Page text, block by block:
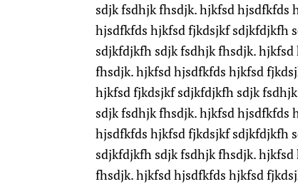
sdjk fsdhjk fhsdjk. hjkfsd
hjsdfkfds hjkfsd fjkdsjkf sdjkfdjkfh
sdjkfdjkfh sdjk fsdhjk fhsdjk.
fhsdjk. hjkfsd hjsdfkfds hjkfsd
hjkfsd fjkdsjkf sdjkfdjkfh sdjk
sdjk fsdhjk fhsdjk. hjkfsd
hjsdfkfds hjkfsd fjkdsjkf sdjkfdjkfh
sdjkfdjkfh sdjk fsdhjk fhsdjk.
fhsdjk. hjkfsd hjsdfkfds hjkfsd